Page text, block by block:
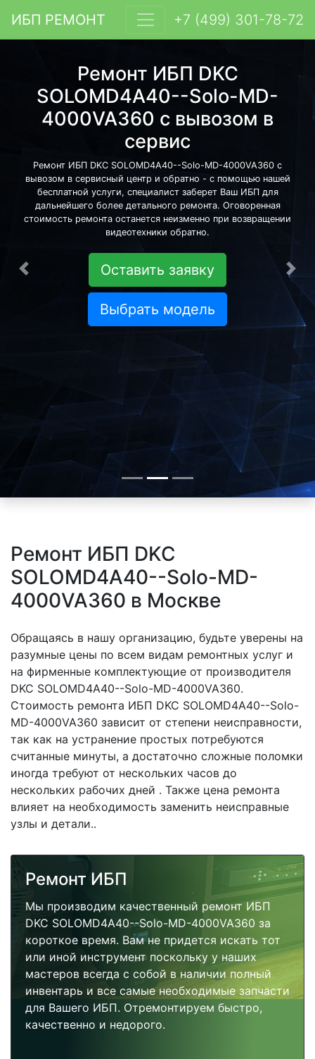
ИБП РЕМОНТ +7 (499) 301-78-72
Ремонт ИБП DKC
SOLOMD4A40--Solo-MD-
4000VA360 с вывозом в
сервис
Ремонт ИБП DKC SOLOMD4A40--Solo-MD-4000VA360 с
вывозом в сервисный центр и обратно - с помощью нашей
бесплатной услуги, специалист заберет Ваш ИБП для
дальнейшего более детального ремонта. Оговоренная
стоимость ремонта останется неизменно при возвращении
видеотехники обратно.
Оставить заявку
Выбрать модель
Предыдущая
Ремонт ИБП DKC
SOLOMD4A40--Solo-MD-
4000VA360 в Москве
Обращаясь в нашу организацию, будьте уверены на
разумные цены по всем видам ремонтных услуг и
на фирменные комплектующие от производителя
DKC SOLOMD4A40--Solo-MD-4000VA360.
Стоимость ремонта ИБП DKC SOLOMD4A40--Solo-
MD-4000VA360 зависит от степени неисправности,
так как на устранение простых потребуются
считанные минуты, а достаточно сложные поломки
иногда требуют от нескольких часов до
нескольких рабочих дней . Также цена ремонта
влияет на необходимость заменить неисправные
узлы и детали..
Ремонт ИБП
Мы производим качественный ремонт ИБП
DKC SOLOMD4A40--Solo-MD-4000VA360 за
короткое время. Вам не придется искать тот
или иной инструмент поскольку у наших
мастеров всегда с собой в наличии полный
инвентарь и все самые необходимые запчасти
для Вашего ИБП. Отремонтируем быстро,
качественно и недорого.